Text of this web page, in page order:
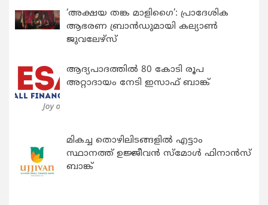
‘അക്ഷയ തങ്ക മാളിഗൈ’: പ്രാദേശിക
ആഭരണ ബ്രാന്‍ഡുമായി കല്യാണ്‍
ജുവലേഴ്‌സ്
ആദ്യപാദത്തിൽ 80 കോടി രൂപ
അറ്റാദായം നേടി ഇസാഫ് ബാങ്ക്
മികച്ച തൊഴിലിടങ്ങളിൽ എട്ടാം
സ്ഥാനത്ത് ഉജ്ജീവൻ സ്മോൾ ഫിനാൻസ്
ബാങ്ക്